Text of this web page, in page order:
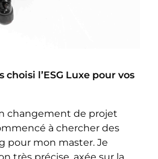
l’ESG Luxe pour vos
changement de projet
à chercher des
pour mon master. Je